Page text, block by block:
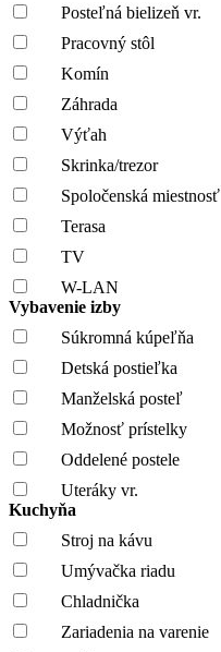
Posteľná bielizeň vr.
Pracovný stôl
Komín
Záhrada
Výťah
Skrinka/trezor
Spoločenská miestnosť
Terasa
TV
W-LAN
Vybavenie izby
Súkromná kúpeľňa
Detská postieľka
Manželská posteľ
Možnosť prístelky
Oddelené postele
Uteráky vr.
Kuchyňa
Stroj na kávu
Umývačka riadu
Chladnička
Zariadenia na varenie